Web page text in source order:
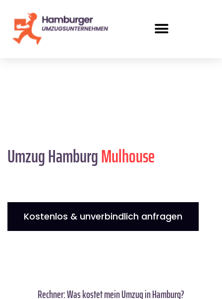
Umzug HamburgMulhouse
Kostenlos & unverbindlich anfragen
Rechner: Was kostet mein Umzug in Hamburg?